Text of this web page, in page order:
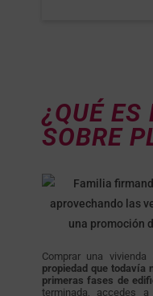
¿QUÉ ES
SOBRE
Comprar una
propiedad que todavía
primeras fases de
terminada, accedes